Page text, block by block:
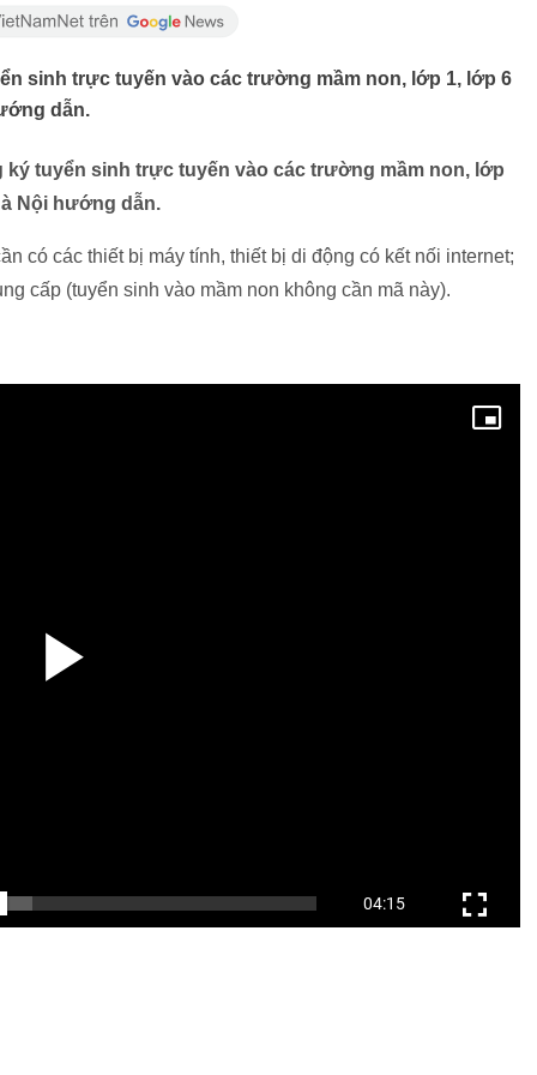
sinh trực tuyến vào các trường mầm non, lớp 1, lớp 6
dẫn.
ký tuyển sinh trực tuyến vào các trường mầm non, lớp
Nội hướng dẫn.
có các thiết bị máy tính, thiết bị di động có kết nối internet;
cấp (tuyển sinh vào mầm non không cần mã này).